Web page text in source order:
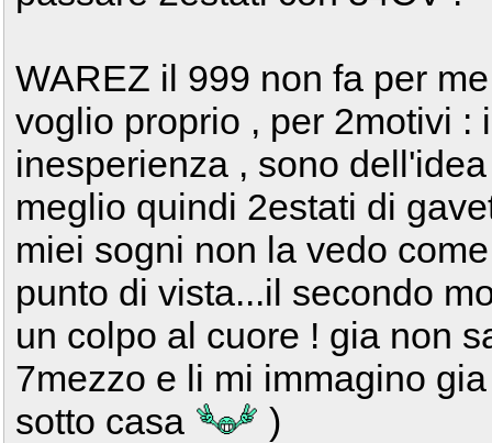
WAREZ il 999 non fa per
voglio proprio , per 2motivi :
inesperienza , sono
meglio quindi 2estati di
miei sogni non la vedo
punto di vista...il secondo
un colpo al cuore ! gia non
7mezzo e li mi immagino
sotto casa
)